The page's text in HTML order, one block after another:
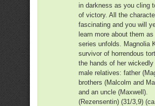
in darkness as you cling
of victory. All the
fascinating and you will
learn more about them
series unfolds. Magnolia
survivor of horrendous
the hands of her
male relatives: father
brothers (Malcolm and
and an uncle (Maxwell).
(Rezensentin) (31/3,9)